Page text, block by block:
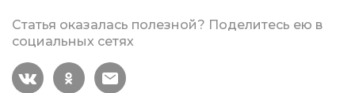
Статья оказалась полезной? Поделитесь ею в
социальных сетях